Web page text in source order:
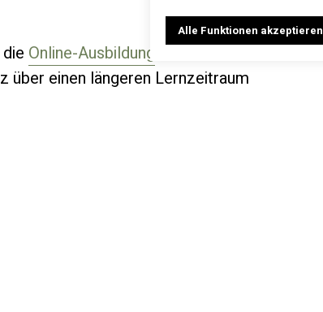
Alle Funktionen akzeptieren
Online-Ausbildung
über einen längeren Lernzeitraum